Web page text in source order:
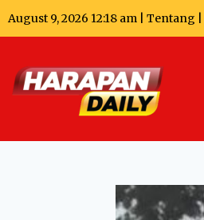
August 9, 2026 12:18 am | Tentang